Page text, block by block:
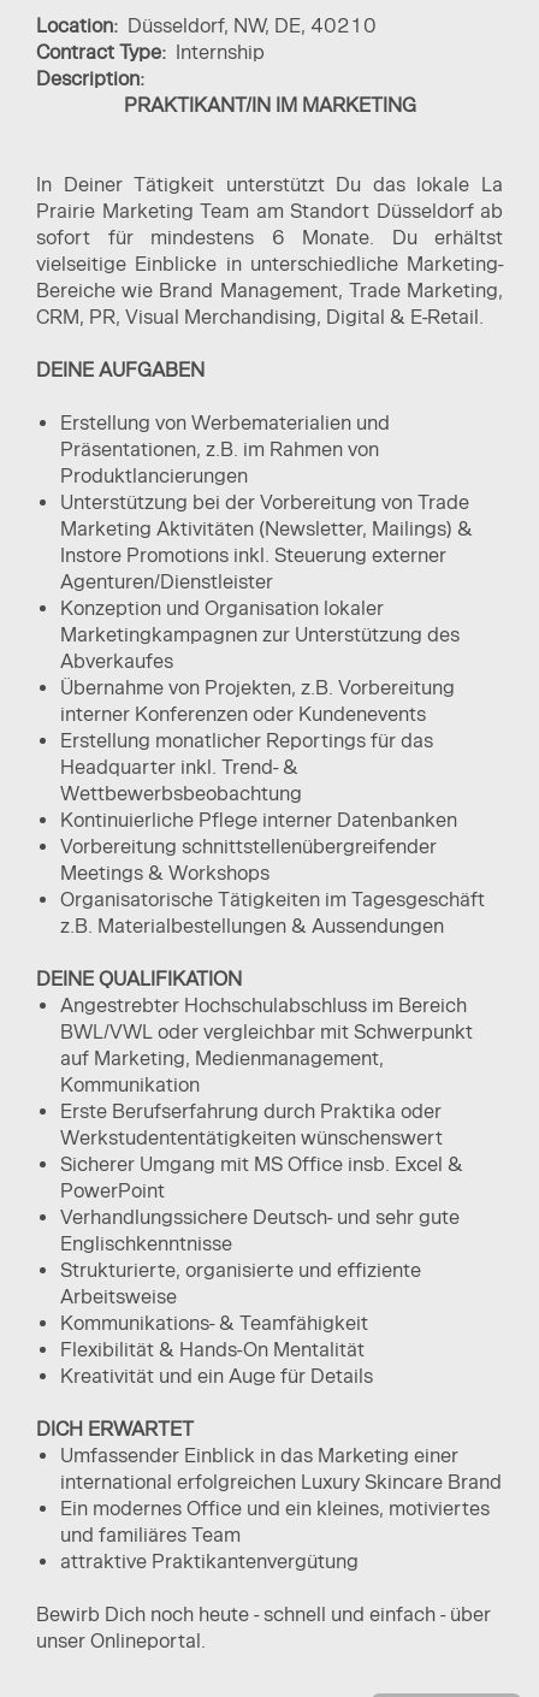
Location: Düsseldorf, NW, DE, 40210
Contract Type: Internship
Description:
PRAKTIKANT/IN IM MARKETING
In Deiner Tätigkeit unterstützt Du das lokale La
Prairie Marketing Team am Standort Düsseldorf ab
sofort für mindestens 6 Monate. Du erhältst
vielseitige Einblicke in unterschiedliche Marketing-
Bereiche wie Brand Management, Trade Marketing,
CRM, PR, Visual Merchandising, Digital & E-Retail.
DEINE AUFGABEN
Erstellung von Werbematerialien und
Präsentationen, z.B. im Rahmen von
Produktlancierungen
Unterstützung bei der Vorbereitung von Trade
Marketing Aktivitäten (Newsletter, Mailings) &
Instore Promotions inkl. Steuerung externer
Agenturen/Dienstleister
Konzeption und Organisation lokaler
Marketingkampagnen zur Unterstützung des
Abverkaufes
Übernahme von Projekten, z.B. Vorbereitung
interner Konferenzen oder Kundenevents
Erstellung monatlicher Reportings für das
Headquarter inkl. Trend- &
Wettbewerbsbeobachtung
Kontinuierliche Pflege interner Datenbanken
Vorbereitung schnittstellenübergreifender
Meetings & Workshops
Organisatorische Tätigkeiten im Tagesgeschäft
z.B. Materialbestellungen & Aussendungen
DEINE QUALIFIKATION
Angestrebter Hochschulabschluss im Bereich
BWL/VWL oder vergleichbar mit Schwerpunkt
auf Marketing, Medienmanagement,
Kommunikation
Erste Berufserfahrung durch Praktika oder
Werkstudententätigkeiten wünschenswert
Sicherer Umgang mit MS Office insb. Excel &
PowerPoint
Verhandlungssichere Deutsch- und sehr gute
Englischkenntnisse
Strukturierte, organisierte und effiziente
Arbeitsweise
Kommunikations- & Teamfähigkeit
Flexibilität & Hands-On Mentalität
Kreativität und ein Auge für Details
DICH ERWARTET
Umfassender Einblick in das Marketing einer
international erfolgreichen Luxury Skincare Brand
Ein modernes Office und ein kleines, motiviertes
und familiäres Team
attraktive Praktikantenvergütung
Bewirb Dich noch heute - schnell und einfach - über
unser Onlineportal.